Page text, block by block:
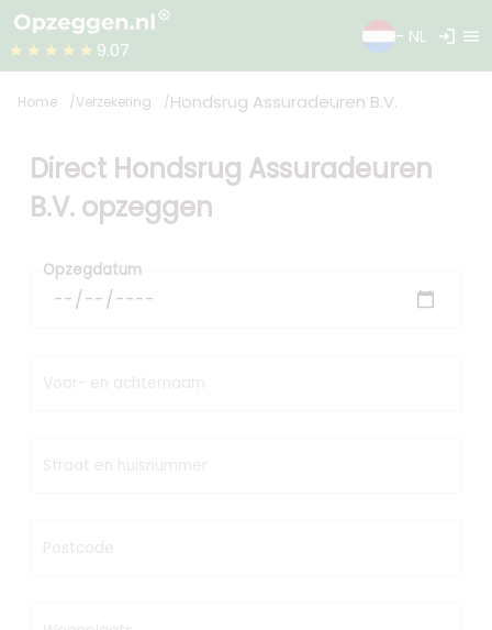
★★★★★ 9.07
- NL login menu
Home Verzekering Hondsrug Assuradeuren B.V.
Direct Hondsrug Assuradeuren
B.V. opzeggen
Opzegdatum
Voor- en achternaam
Straat en huisnummer
Postcode